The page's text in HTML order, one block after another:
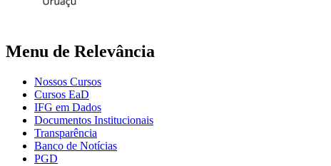
Menu de Relevância
Nossos Cursos
Cursos EaD
IFG em Dados
Documentos Institucionais
Transparência
Banco de Notícias
PGD